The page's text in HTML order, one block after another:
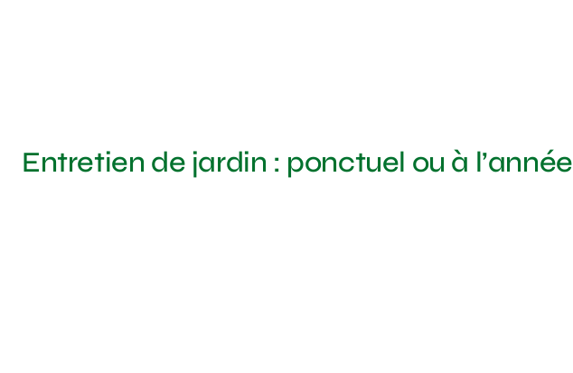
Entretien de jardin : ponctuel ou à l’année